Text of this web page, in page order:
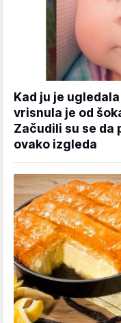
Kad ju je
vrisnula je od
Začudili su se da
ovako izgleda